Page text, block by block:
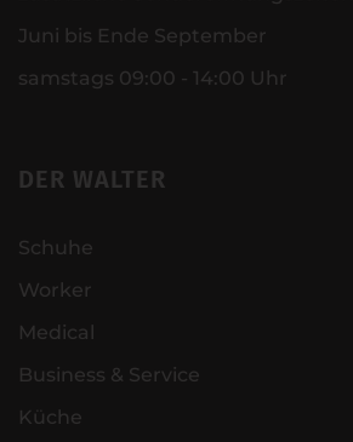
Juni bis Ende September
samstags 09:00 - 14:00 Uhr
DER WALTER
Schuhe
Worker
Medical
Business & Service
Küche